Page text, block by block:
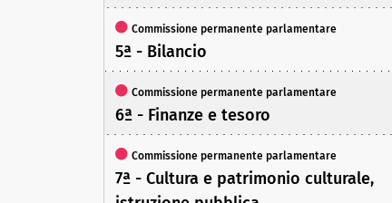
Commissione permanente parlamentare
5ª - Bilancio
Commissione permanente parlamentare
6ª - Finanze e tesoro
Commissione permanente parlamentare
7ª - Cultura e patrimonio culturale,